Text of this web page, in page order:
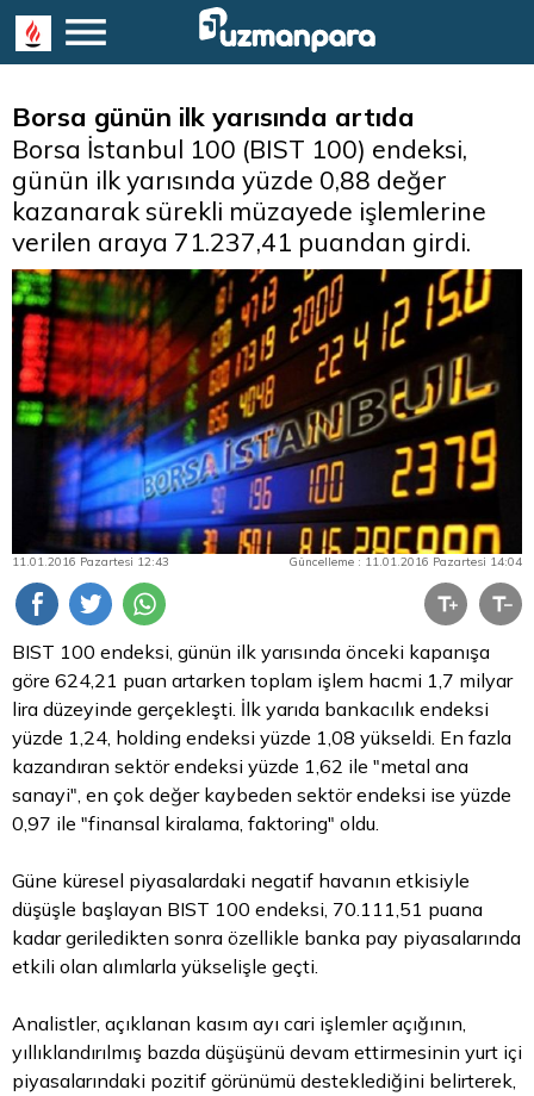
Borsa günün ilk yarısında artıda
Borsa İstanbul 100 (BIST 100) endeksi,
günün ilk yarısında yüzde 0,88 değer
kazanarak sürekli müzayede işlemlerine
verilen araya 71.237,41 puandan girdi.
11.01.2016 Pazartesi 12:43 Güncelleme : 11.01.2016 Pazartesi 14:04
BIST 100 endeksi, günün ilk yarısında önceki kapanışa
göre 624,21 puan artarken toplam işlem hacmi 1,7 milyar
lira düzeyinde gerçekleşti. İlk yarıda bankacılık endeksi
yüzde 1,24, holding endeksi yüzde 1,08 yükseldi. En fazla
kazandıran sektör endeksi yüzde 1,62 ile "metal ana
sanayi", en çok değer kaybeden sektör endeksi ise yüzde
0,97 ile "finansal kiralama, faktoring" oldu.
Güne küresel piyasalardaki negatif havanın etkisiyle
düşüşle başlayan BIST 100 endeksi, 70.111,51 puana
kadar geriledikten sonra özellikle banka pay piyasalarında
etkili olan alımlarla yükselişle geçti.
Analistler, açıklanan kasım ayı cari işlemler açığının,
yıllıklandırılmış bazda düşüşünü devam ettirmesinin yurt içi
piyasalarındaki pozitif görünümü desteklediğini belirterek,